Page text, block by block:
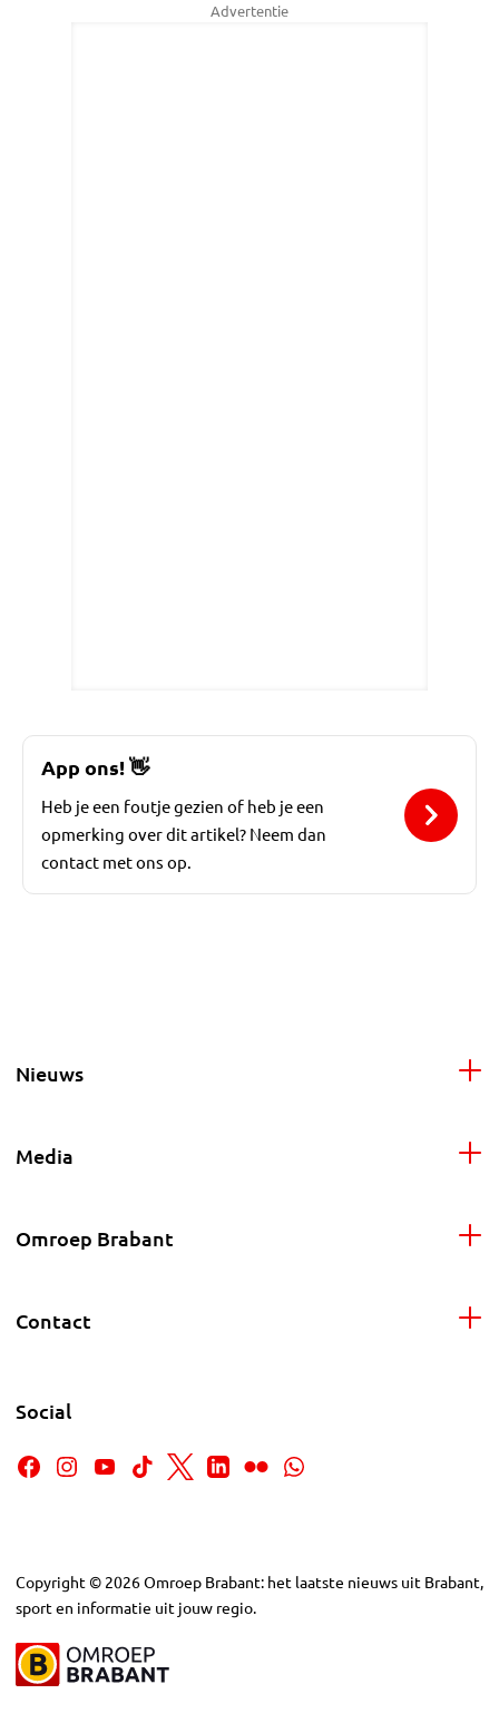
Advertentie
App ons!👋
Heb je een foutje gezien of heb je een
opmerking over dit artikel? Neem dan
contact met ons op.
Nieuws
Media
Omroep Brabant
Contact
Social
Copyright © 2026Omroep Brabant: het laatste nieuws uit Brabant,
sport en informatie uit jouw regio.